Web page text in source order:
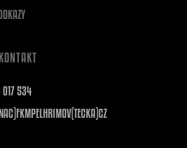
534